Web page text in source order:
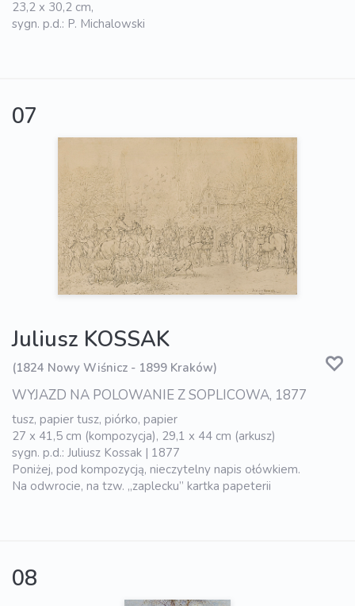
23,2 x 30,2 cm,
sygn. p.d.: P. Michalowski
07
Juliusz KOSSAK
(1824 Nowy Wiśnicz - 1899 Kraków)
WYJAZD NA POLOWANIE Z SOPLICOWA, 1877
tusz, papier tusz, piórko, papier
27 x 41,5 cm (kompozycja), 29,1 x 44 cm (arkusz)
sygn. p.d.: Juliusz Kossak | 1877
Poniżej, pod kompozycją, nieczytelny napis ołówkiem.
Na odwrocie, na tzw. „zaplecku” kartka papeterii
08